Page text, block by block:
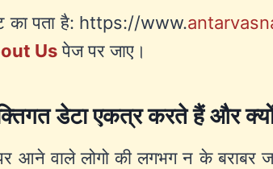
का पता है: https://www.
Usपेज पर जाए।
डेटा एकत्र करते हैं और
आने वाले लोगो की लगभग न के बराबर